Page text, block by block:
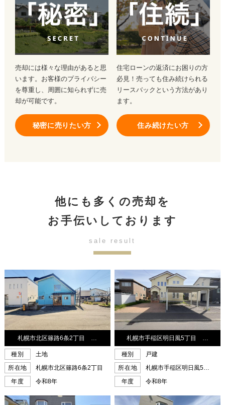
売却には様々な理由があると思
います。お客様のプライバシー
を尊重し、周囲に知られずに売
却が可能です。
秘密に売りたい方
住宅ローンの返済にお困りの方
必見！売っても住み続けられる
リースバックという方法があり
ます。
住み続けたい方
他にも多くの売却を
お手伝いしております
sale result